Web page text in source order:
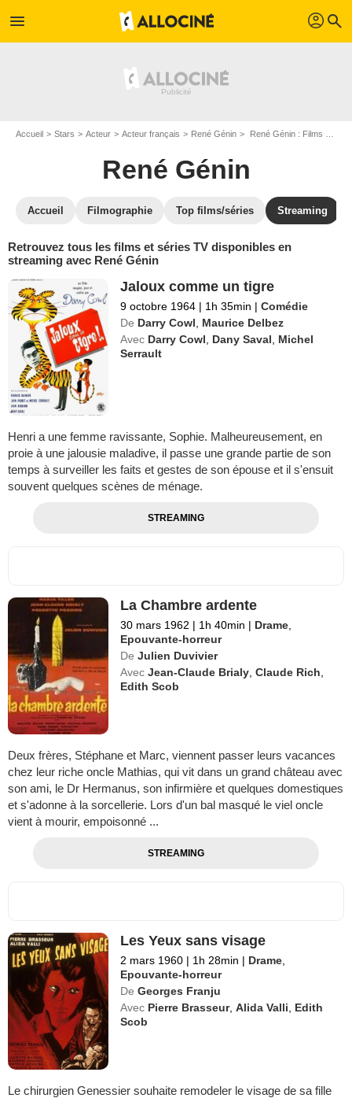
menu profil search
Accueil Stars Acteur Acteur français René Génin René Génin : Films et séries online
René Génin
Accueil Filmographie Top films/séries Streaming
Retrouvez tous les films et séries TV disponibles en
streaming avec René Génin
Jaloux comme un tigre
9 octobre 1964 | 1h 35min | Comédie
De Darry Cowl
Maurice Delbez
Avec Darry Cowl Dany Saval
Michel
Serrault
Henri a une femme ravissante, Sophie. Malheureusement, en
proie à une jalousie maladive, il passe une grande partie de son
temps à surveiller les faits et gestes de son épouse et il s'ensuit
souvent quelques scènes de ménage.
STREAMING
La Chambre ardente
30 mars 1962 | 1h 40min | Drame
Epouvante-horreur
De Julien Duvivier
Avec Jean-Claude Brialy ,Claude Rich
Edith Scob
Deux frères, Stéphane et Marc, viennent passer leurs vacances
chez leur riche oncle Mathias, qui vit dans un grand château avec
son ami, le Dr Hermanus, son infirmière et quelques domestiques
et s'adonne à la sorcellerie. Lors d'un bal masqué le viel oncle
vient à mourir, empoisonné ...
STREAMING
Les Yeux sans visage
2 mars 1960 | 1h 28min | Drame
Epouvante-horreur
De Georges Franju
Avec Pierre Brasseur,Alida Valli
Edith
Scob
Le chirurgien Genessier souhaite remodeler le visage de sa fille